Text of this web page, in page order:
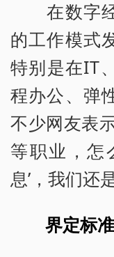
在数字经
的工作模式
特别是在IT
程办公、弹
不少网友表
等职业，怎
息’，我们还
界定标